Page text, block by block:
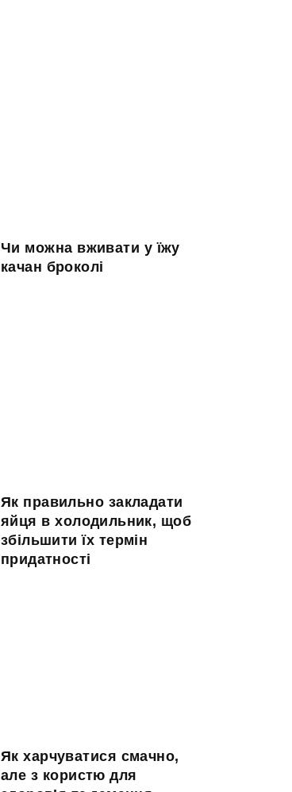
Чи можна вживати у їжу
качан броколі
Як правильно закладати
яйця в холодильник, щоб
збільшити їх термін
придатності
Як харчуватися смачно,
але з користю для